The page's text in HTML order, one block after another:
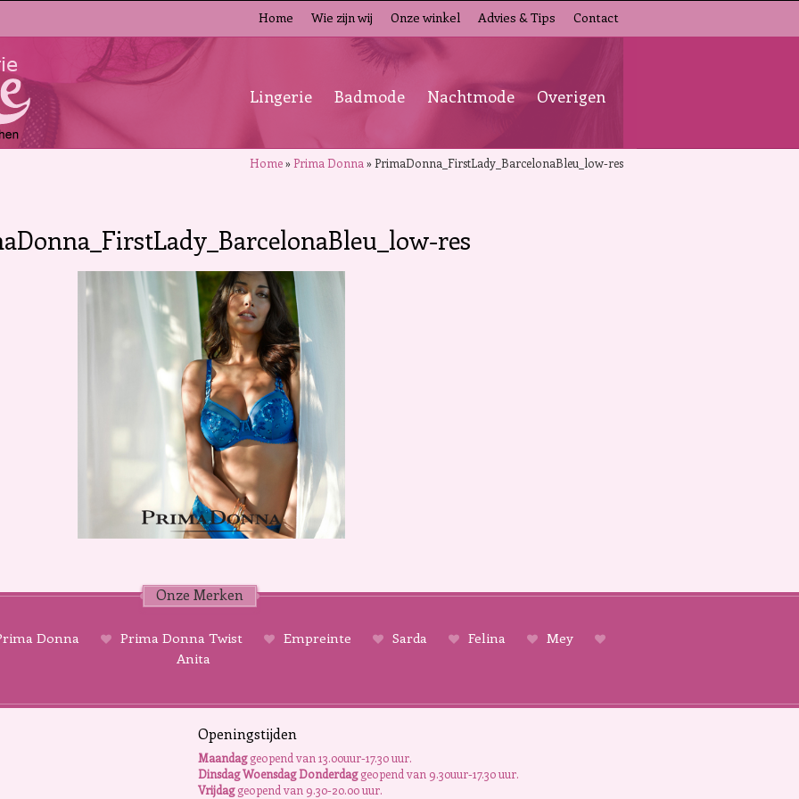
Home Wie zijn wij Onze winkel Advies & Tips Contact
Lingerie Badmode Nachtmode Overigen
Home»Prima Donna »PrimaDonna_FirstLady_BarcelonaBleu_low-res
res
Onze Merken
Donna Prima Donna Twist Empreinte Sarda Felina
Mey
Anita
Openingstijden
Maandaggeopend van 13.00uur-17.30 uur.
Dinsdag Woensdag Donderdaggeopend van 9.30uur-17.30 uur.
Vrijdaggeopend van 9.30-20.00 uur.